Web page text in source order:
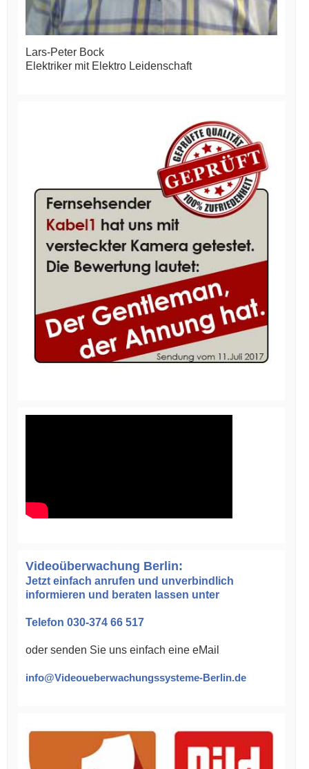
Lars-Peter Bock
Elektriker mit Elektro Leidenschaft
Videoüberwachung Berlin:
Jetzt einfach anrufen und unverbindlich
informieren und beraten lassen unter
Telefon 030-374 66 517
oder senden Sie uns einfach eine eMail
info@Videoueberwachungssysteme-Berlin.de